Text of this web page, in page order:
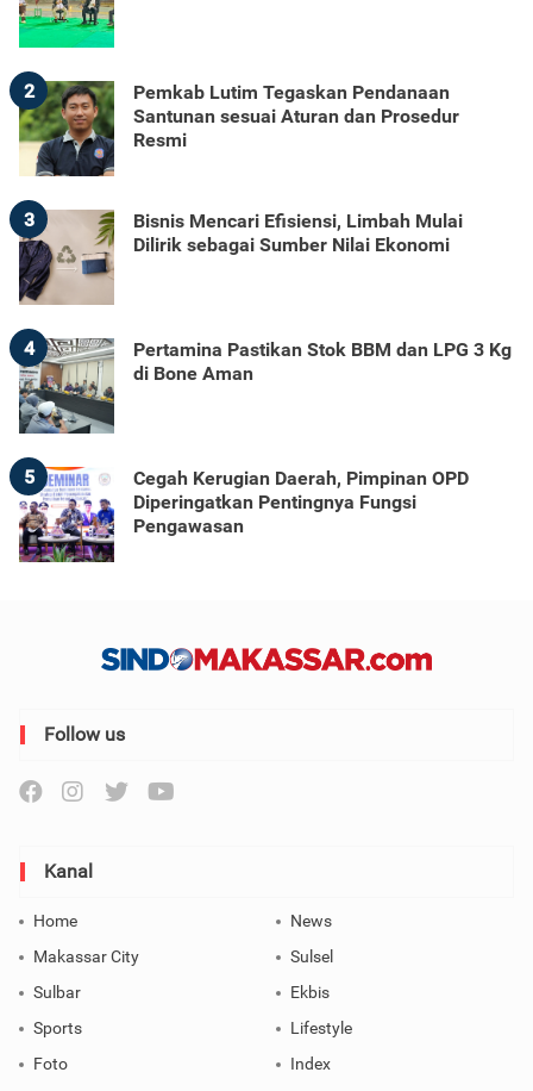
2
Pemkab Lutim Tegaskan Pendanaan
Santunan sesuai Aturan dan Prosedur
Resmi
3
Bisnis Mencari Efisiensi, Limbah Mulai
Dilirik sebagai Sumber Nilai Ekonomi
4
Pertamina Pastikan Stok BBM dan LPG 3 Kg
di Bone Aman
5
Cegah Kerugian Daerah, Pimpinan OPD
Diperingatkan Pentingnya Fungsi
Pengawasan
Follow us
Kanal
Home
News
Makassar City
Sulsel
Sulbar
Ekbis
Sports
Lifestyle
Foto
Index